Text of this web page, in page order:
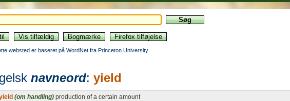
websted er baseret på WordNet fra Princeton University.
navneord: yield
(om handling) production of a certain amount